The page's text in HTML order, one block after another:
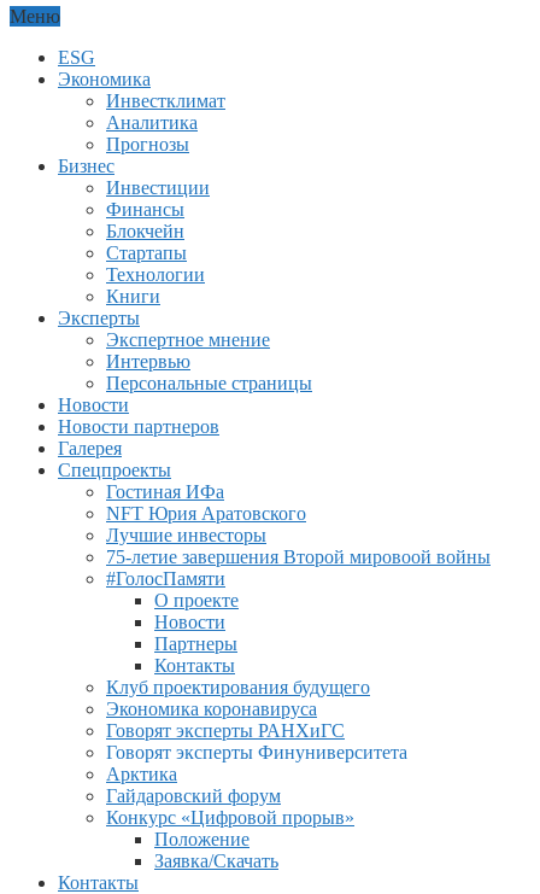
Меню
ESG
Экономика
Инвестклимат
Аналитика
Прогнозы
Бизнес
Инвестиции
Финансы
Блокчейн
Стартапы
Технологии
Книги
Эксперты
Экспертное мнение
Интервью
Персональные страницы
Новости
Новости партнеров
Галерея
Спецпроекты
Гостиная ИФа
NFT Юрия Аратовского
Лучшие инвесторы
75-летие завершения Второй мировоой войны
#ГолосПамяти
О проекте
Новости
Партнеры
Контакты
Клуб проектирования будущего
Экономика коронавируса
Говорят эксперты РАНХиГС
Говорят эксперты Финуниверситета
Арктика
Гайдаровский форум
Конкурс «Цифровой прорыв»
Положение
Заявка/Скачать
Контакты